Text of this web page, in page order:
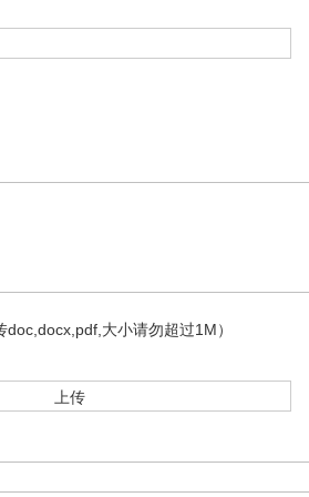
doc,docx,pdf,大小请勿超过1M）